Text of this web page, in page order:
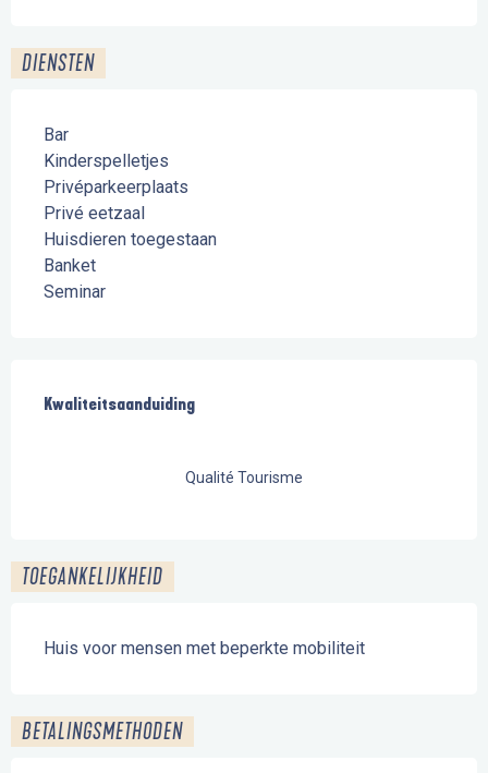
DIENSTEN
Bar
Kinderspelletjes
Privéparkeerplaats
Privé eetzaal
Huisdieren toegestaan
Banket
Seminar
Kwaliteitsaanduiding
Kwaliteitsaanduiding
Qualité Tourisme
TOEGANKELIJKHEID
Huis voor mensen met beperkte mobiliteit
BETALINGSMETHODEN